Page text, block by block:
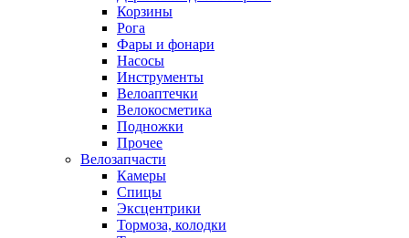
Корзины
Рога
Фары и фонари
Насосы
Инструменты
Велоаптечки
Велокосметика
Подножки
Прочее
Велозапчасти
Камеры
Спицы
Эксцентрики
Тормоза, колодки